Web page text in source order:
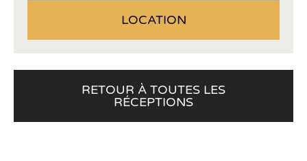
LOCATION
RETOUR À TOUTES LES
RÉCEPTIONS